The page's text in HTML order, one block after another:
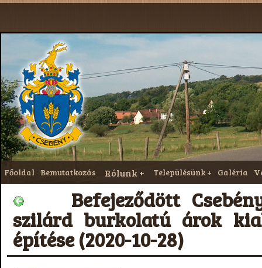
Főoldal Bemutatkozás Rólunk Településünk Galéria
Befejeződött
szilárd burkolatú árok
építése (2020-10-28)